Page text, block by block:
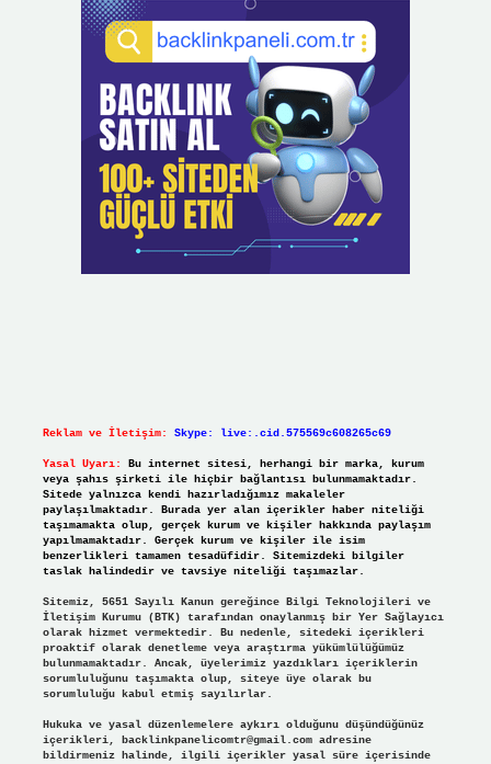
Reklam ve İletişim: Skype: live:.cid.575569c608265c69
Yasal Uyarı:
Bu internet sitesi, herhangi bir marka, kurum
veya şahıs şirketi ile hiçbir bağlantısı bulunmamaktadır.
Sitede yalnızca kendi hazırladığımız makaleler
paylaşılmaktadır. Burada yer alan içerikler haber niteliği
taşımamakta olup, gerçek kurum ve kişiler hakkında paylaşım
yapılmamaktadır. Gerçek kurum ve kişiler ile isim
benzerlikleri tamamen tesadüfidir. Sitemizdeki bilgiler
taslak halindedir ve tavsiye niteliği taşımazlar.
Sitemiz, 5651 Sayılı Kanun gereğince Bilgi Teknolojileri ve
İletişim Kurumu (BTK) tarafından onaylanmış bir Yer Sağlayıcı
olarak hizmet vermektedir. Bu nedenle, sitedeki içerikleri
proaktif olarak denetleme veya araştırma yükümlülüğümüz
bulunmamaktadır. Ancak, üyelerimiz yazdıkları içeriklerin
sorumluluğunu taşımakta olup, siteye üye olarak bu
sorumluluğu kabul etmiş sayılırlar.
Hukuka ve yasal düzenlemelere aykırı olduğunu düşündüğünüz
içerikleri,
backlinkpanelicomtr@gmail.comadresine
bildirmeniz halinde, ilgili içerikler yasal süre içerisinde